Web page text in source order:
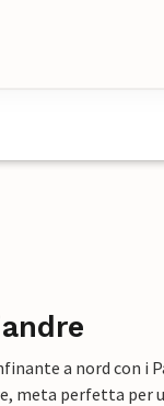
a nord con i
meta perfetta per